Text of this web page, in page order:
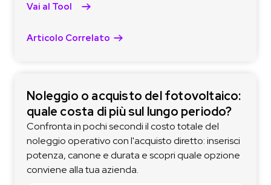
Vai al Tool
Articolo Correlato
Noleggio o acquisto del fotovoltaico:
quale costa di più sul lungo periodo?
Confronta in pochi secondi il costo totale del
noleggio operativo con l'acquisto diretto: inserisci
potenza, canone e durata e scopri quale opzione
conviene alla tua azienda.